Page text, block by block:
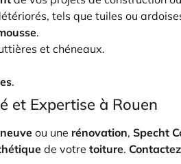
tels que tuiles ou
.
et chéneaux.
.
et Expertise à Rouen
ou une rénovation, Specht
de votre toiture.